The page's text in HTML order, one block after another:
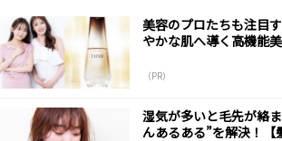
美容のプロたちも注目
やかな肌へ導く高機能
（PR）
湿気が多いと毛先が絡
んあるある”を解決！【